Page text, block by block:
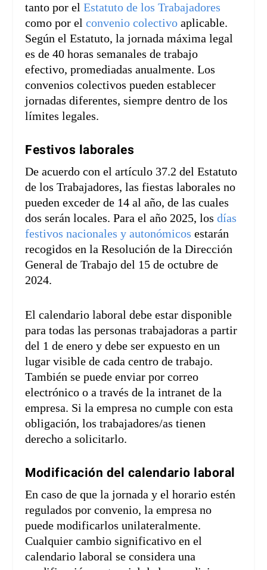
tanto por elEstatuto de los Trabajadores
como por elconvenio colectivo aplicable.
Según el Estatuto, la jornada máxima legal
es de 40 horas semanales de trabajo
efectivo, promediadas anualmente. Los
convenios colectivos pueden establecer
jornadas diferentes, siempre dentro de los
límites legales.
Festivos laborales
De acuerdo con el artículo 37.2 del Estatuto
de los Trabajadores, las fiestas laborales no
pueden exceder de 14 al año, de las cuales
dos serán locales. Para el año 2025, losdías
festivos nacionales y autonómicos estarán
recogidos en la Resolución de la Dirección
General de Trabajo del 15 de octubre de
2024.
El calendario laboral debe estar disponible
para todas las personas trabajadoras a partir
del 1 de enero y debe ser expuesto en un
lugar visible de cada centro de trabajo.
También se puede enviar por correo
electrónico o a través de la intranet de la
empresa. Si la empresa no cumple con esta
obligación, los trabajadores/as tienen
derecho a solicitarlo.
Modificación del calendario laboral
En caso de que la jornada y el horario estén
regulados por convenio, la empresa no
puede modificarlos unilateralmente.
Cualquier cambio significativo en el
calendario laboral se considera una